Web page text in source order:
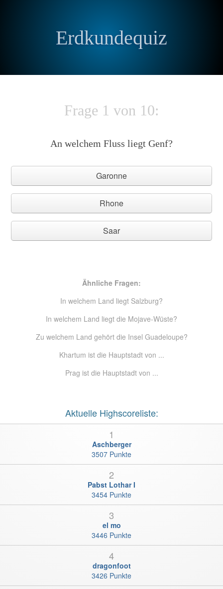
Erdkundequiz
Frage 1 von 10:
An welchem Fluss liegt Genf?
Garonne
Rhone
Saar
Ähnliche Fragen:
In welchem Land liegt Salzburg?
In welchem Land liegt die Mojave-Wüste?
Zu welchem Land gehört die Insel Guadeloupe?
Khartum ist die Hauptstadt von ...
Prag ist die Hauptstadt von ...
Aktuelle Highscoreliste:
1
Aschberger
3507 Punkte
2
Pabst Lothar I
3454 Punkte
3
el mo
3446 Punkte
4
dragonfoot
3426 Punkte